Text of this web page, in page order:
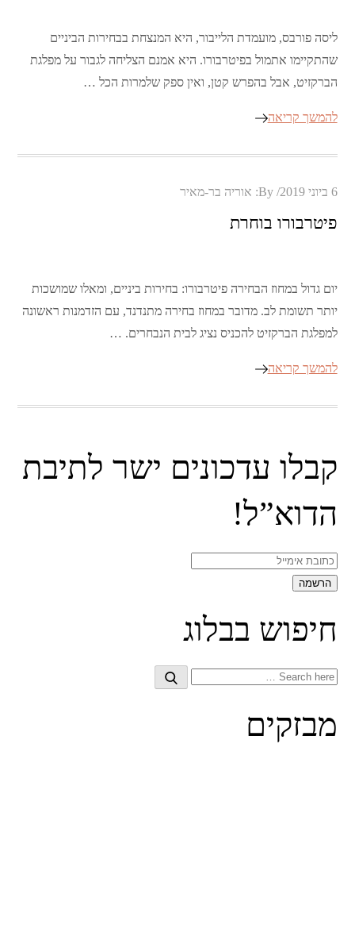
ליסה פורבס, מועמדת הלייבור, היא המנצחת בבחירות הביניים
שהתקיימו אתמול בפיטרבורו. היא אמנם הצליחה לגבור על מפלגת
הברקזיט, אבל בהפרש קטן, ואין ספק שלמרות הכל …
להמשך קריאה
Posted
6 ביוני 2019 By: אוריה בר-מאיר
פיטרבורו בוחרת
יום גדול במחוז הבחירה פיטרבורו: בחירות ביניים, ומאלו שמושכות
יותר תשומת לב. מדובר במחוז בחירה מתנדנד, עם הזדמנות ראשונה
למפלגת הברקזיט להכניס נציג לבית הנבחרים. …
להמשך קריאה
קבלו עדכונים ישר לתיבת
הדוא”ל!
חיפוש בבלוג
Search
Search
מבזקים